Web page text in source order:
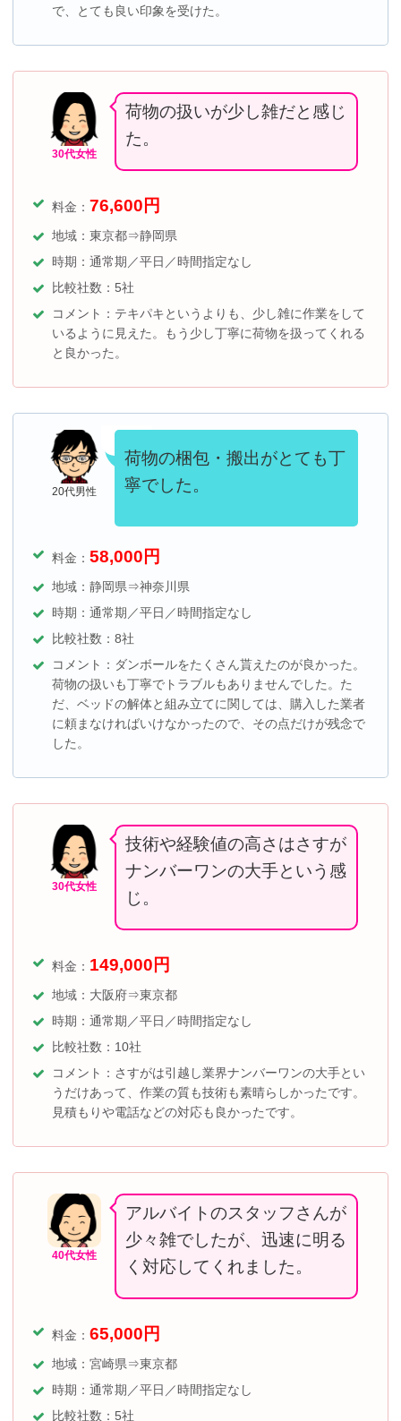
で、とても良い印象を受けた。
30代女性
荷物の扱いが少し雑だと感じ
た。
料金： 76,600 円
地域：東京都⇒静岡県
時期：通常期／平日／時間指定なし
比較社数：5社
コメント：テキパキというよりも、少し雑に作業をして
いるように見えた。もう少し丁寧に荷物を扱ってくれる
と良かった。
20代男性
荷物の梱包・搬出がとても丁
寧でした。
料金： 58,000 円
地域：静岡県⇒神奈川県
時期：通常期／平日／時間指定なし
比較社数：8社
コメント：ダンボールをたくさん貰えたのが良かった。
荷物の扱いも丁寧でトラブルもありませんでした。た
だ、ベッドの解体と組み立てに関しては、購入した業者
に頼まなければいけなかったので、その点だけが残念で
した。
30代女性
技術や経験値の高さはさすが
ナンバーワンの大手という感
じ。
料金： 149,000 円
地域：大阪府⇒東京都
時期：通常期／平日／時間指定なし
比較社数：10社
コメント：さすがは引越し業界ナンバーワンの大手とい
うだけあって、作業の質も技術も素晴らしかったです。
見積もりや電話などの対応も良かったです。
40代女性
アルバイトのスタッフさんが
少々雑でしたが、迅速に明る
く対応してくれました。
料金： 65,000 円
地域：宮崎県⇒東京都
時期：通常期／平日／時間指定なし
比較社数：5社